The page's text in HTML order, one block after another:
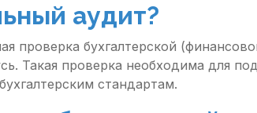
аудит?
проверка бухгалтерской
Такая проверка необходима для
стандартам.